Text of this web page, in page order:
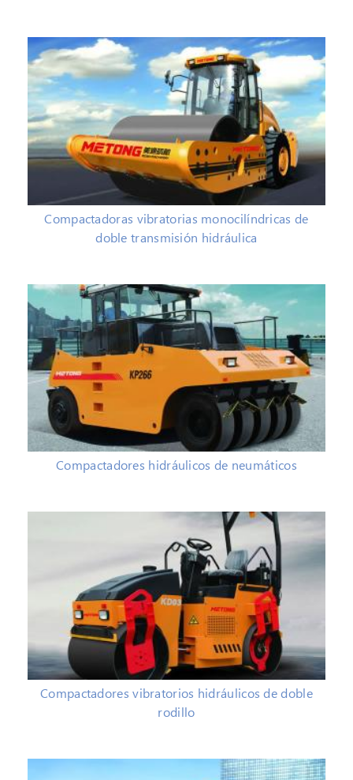
Compactadoras vibratorias monocilíndricas de
doble transmisión hidráulica
Compactadores hidráulicos de neumáticos
Compactadores vibratorios hidráulicos de doble
rodillo